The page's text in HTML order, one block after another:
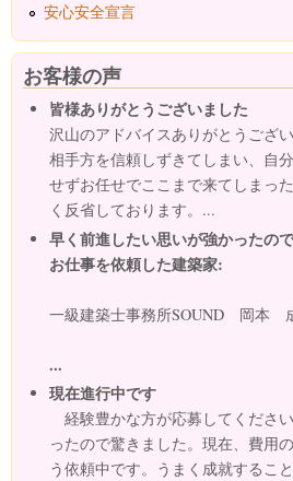
安心安全宣言
お客様の声
皆様ありがとうございました
沢山のアドバイスありがとうござい
相手方を信頼しずきてしまい、自
せずお任せでここまで来てしまっ
く反省しております。...
早く前進したい思いが強かった
お仕事を依頼した建築家:
一級建築士事務所SOUND 岡本
...
現在進行中です
経験豊かな方が応募してくださ
ったので驚きました。現在、費用
う依頼中です。うまく成就するこ